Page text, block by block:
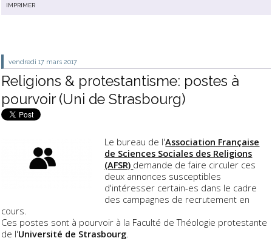
IMPRIMER
vendredi 17 mars 2017
Religions & protestantisme: postes à
pourvoir (Uni de Strasbourg)
Le bureau de l'Association Française
de Sciences Sociales des Religions
(AFSR) demande de faire circuler ces
deux annonces susceptibles
d'intéresser certain-es dans le cadre
des campagnes de recrutement en
cours.
Ces postes sont à pourvoir à la Faculté de Théologie protestante
de l'Université de Strasbourg.